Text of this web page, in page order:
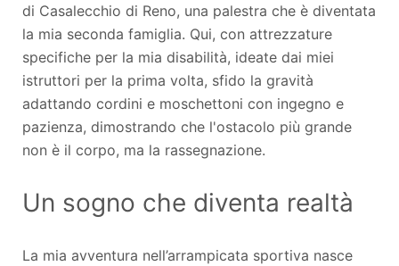
di Casalecchio di Reno, una palestra che è diventata
la mia seconda famiglia. Qui, con attrezzature
specifiche per la mia disabilità, ideate dai miei
istruttori per la prima volta, sfido la gravità
adattando cordini e moschettoni con ingegno e
pazienza, dimostrando che l'ostacolo più grande
non è il corpo, ma la rassegnazione.
Un sogno che diventa realtà
La mia avventura nell’arrampicata sportiva nasce